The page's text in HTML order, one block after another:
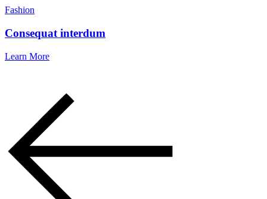
Fashion
Consequat interdum
Learn More